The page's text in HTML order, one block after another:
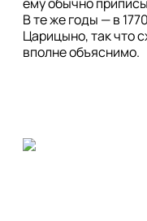
В те же годы — в
Царицыно, так что
вполне объяснимо.